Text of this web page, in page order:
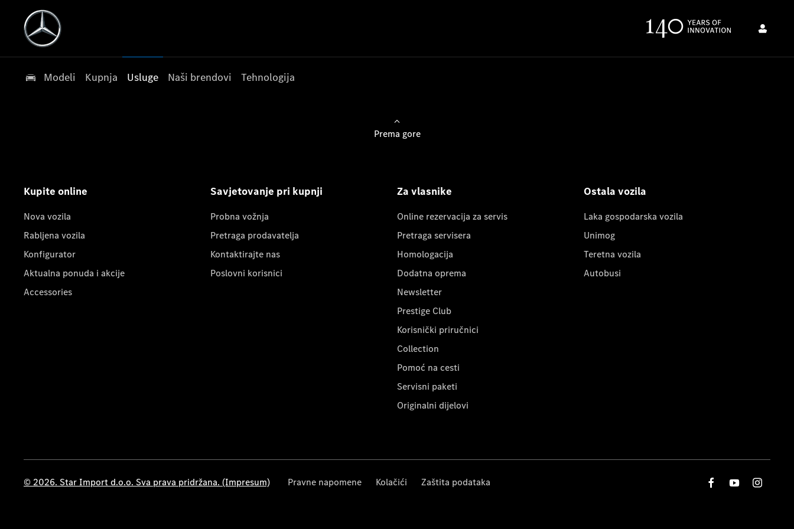
Modeli Kupnja Usluge Naši brendovi Tehnologija
Prema gore
Kupite online
Nova vozila
Rabljena vozila
Konfigurator
Aktualna ponuda i akcije
Accessories
Savjetovanje pri kupnji
Probna vožnja
Pretraga prodavatelja
Kontaktirajte nas
Poslovni korisnici
Za vlasnike
Online rezervacija za servis
Pretraga servisera
Homologacija
Dodatna oprema
Newsletter
Prestige Club
Korisnički priručnici
Collection
Pomoć na cesti
Servisni paketi
Originalni dijelovi
Ostala vozila
Laka gospodarska vozila
Unimog
Teretna vozila
Autobusi
© 2026. Star Import d.o.o. Sva prava pridržana. (Impresum) Pravne napomene Kolačići Zaštita podataka